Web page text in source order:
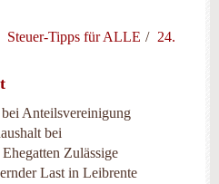
Steuer-Tipps für ALLE
24.
Anteilsvereinigung
bei
Zulässige
Last in Leibrente